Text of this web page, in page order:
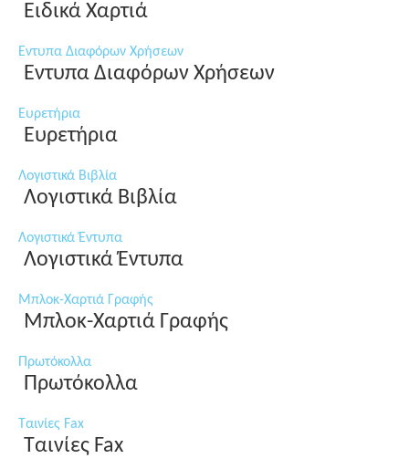
Ειδικά Χαρτιά
Εντυπα Διαφόρων Χρήσεων
Εντυπα Διαφόρων Χρήσεων
Ευρετήρια
Ευρετήρια
Λογιστικά Βιβλία
Λογιστικά Βιβλία
Λογιστικά Έντυπα
Λογιστικά Έντυπα
Μπλοκ-Χαρτιά Γραφής
Μπλοκ-Χαρτιά Γραφής
Πρωτόκολλα
Πρωτόκολλα
Ταινίες Fax
Ταινίες Fax